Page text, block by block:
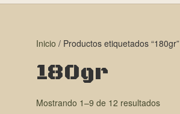
Inicio / Productos etiquetados “180gr”
180gr
Mostrando 1–9 de 12 resultados